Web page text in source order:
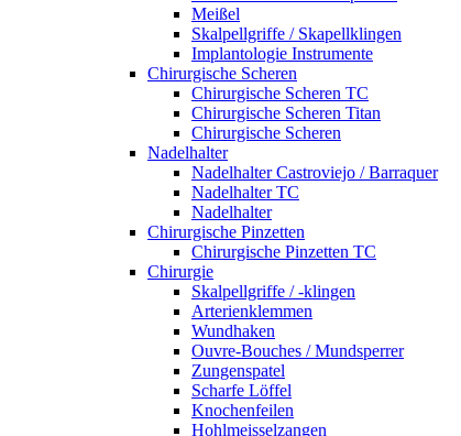
Meißel
Skalpellgriffe / Skapellklingen
Implantologie Instrumente
Chirurgische Scheren
Chirurgische Scheren TC
Chirurgische Scheren Titan
Chirurgische Scheren
Nadelhalter
Nadelhalter Castroviejo / Barraquer
Nadelhalter TC
Nadelhalter
Chirurgische Pinzetten
Chirurgische Pinzetten TC
Chirurgie
Skalpellgriffe / -klingen
Arterienklemmen
Wundhaken
Ouvre-Bouches / Mundsperrer
Zungenspatel
Scharfe Löffel
Knochenfeilen
Hohlmeisselzangen